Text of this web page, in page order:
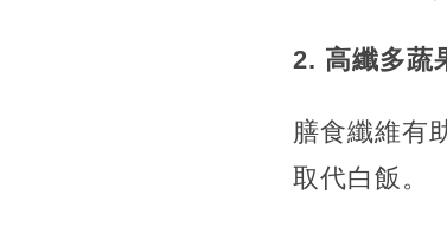
2. 高纖多蔬
膳食纖維有
取代白飯。